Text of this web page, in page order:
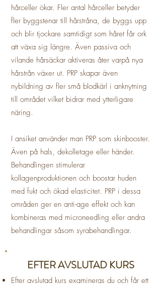
hårceller ökar. Fler antal hårceller betyder
fler byggstenar till hårstråna, de byggs upp
och blir tjockare samtidigt som håret får ork
att växa sig längre. Även passiva och
vilande hårsäckar aktiveras åter varpå nya
hårstrån växer ut. PRP skapar även
nybildning av fler små blodkärl i anknytning
till området vilket bidrar med ytterligare
näring.
I ansiket använder man PRP som skinbooster.
Även på hals, dekolletage eller händer.
Behandlingen stimulerar
kollagenproduktionen och boostar huden
med fukt och ökad elasticitet. PRP i dessa
områden ger en anti-age effekt och kan
kombineras med microneedling eller andra
behandlingar såsom syrabehandlingar.
EFTER AVSLUTAD KURS
Efter avslutad kurs examineras du och får ett